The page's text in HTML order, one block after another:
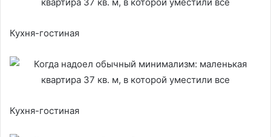
Кухня-гостиная
Кухня-гостиная